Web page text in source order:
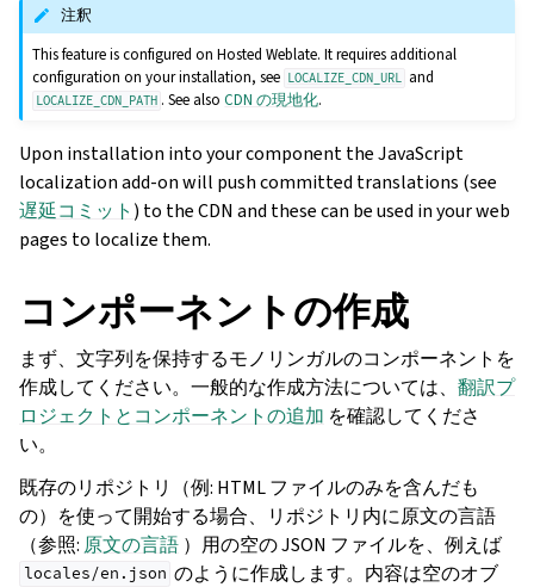
注釈
This feature is configured on Hosted Weblate. It requires additional
configuration on your installation, see LOCALIZE_CDN_URL and
LOCALIZE_CDN_PATH . See alsoCDN の現地化.
Upon installation into your component the JavaScript
localization add-on will push committed translations (see
遅延コミット ) to the CDN and these can be used in your web
pages to localize them.
コンポーネントの作成
まず、文字列を保持するモノリンガルのコンポーネントを
作成してください。一般的な作成方法については、 翻訳プ
ロジェクトとコンポーネントの追加 を確認してくださ
い。
既存のリポジトリ（例: HTML ファイルのみを含んだも
の）を使って開始する場合、リポジトリ内に原文の言語
（参照: 原文の言語 ）用の空の JSON ファイルを、例えば
locales/en.json のように作成します。内容は空のオブ